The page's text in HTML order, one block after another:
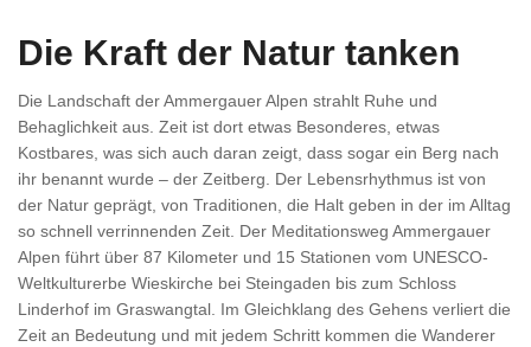
Die Kraft der Natur tanken
Die Landschaft der Ammergauer Alpen strahlt Ruhe und
Behaglichkeit aus. Zeit ist dort etwas Besonderes, etwas
Kostbares, was sich auch daran zeigt, dass sogar ein Berg nach
ihr benannt wurde – der Zeitberg. Der Lebensrhythmus ist von
der Natur geprägt, von Traditionen, die Halt geben in der im Alltag
so schnell verrinnenden Zeit. Der Meditationsweg Ammergauer
Alpen führt über 87 Kilometer und 15 Stationen vom UNESCO-
Weltkulturerbe Wieskirche bei Steingaden bis zum Schloss
Linderhof im Graswangtal. Im Gleichklang des Gehens verliert die
Zeit an Bedeutung und mit jedem Schritt kommen die Wanderer